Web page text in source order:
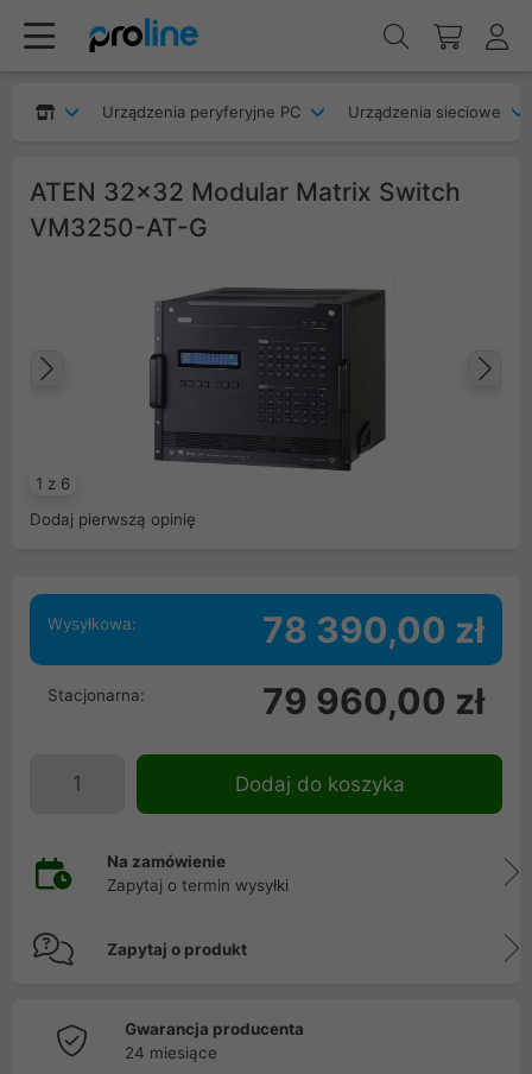
Urządzenia peryferyjne PC Urządzenia sieciowe
ATEN 32x32 Modular Matrix Switch
VM3250-AT-G
1 z 6
Poprzedni
Dodaj pierwszą opinię
Wysyłkowa: 78 390,00 zł
Stacjonarna: 79 960,00 zł
Dodaj do koszyka
Na zamówienie
Zapytaj o termin wysyłki
Zapytaj o produkt
Gwarancja producenta
24 miesiące